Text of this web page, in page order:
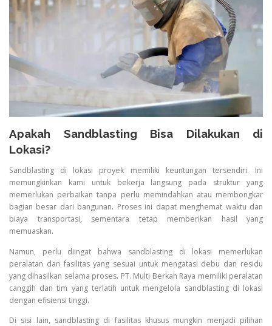
Apakah Sandblasting Bisa Dilakukan di
Lokasi?
Sandblasting di lokasi proyek memiliki keuntungan tersendiri. Ini
memungkinkan kami untuk bekerja langsung pada struktur yang
memerlukan perbaikan tanpa perlu memindahkan atau membongkar
bagian besar dari bangunan. Proses ini dapat menghemat waktu dan
biaya transportasi, sementara tetap memberikan hasil yang
memuaskan.
Namun, perlu diingat bahwa sandblasting di lokasi memerlukan
peralatan dan fasilitas yang sesuai untuk mengatasi debu dan residu
yang dihasilkan selama proses. PT. Multi Berkah Raya memiliki peralatan
canggih dan tim yang terlatih untuk mengelola sandblasting di lokasi
dengan efisiensi tinggi.
Di sisi lain, sandblasting di fasilitas khusus mungkin menjadi pilihan